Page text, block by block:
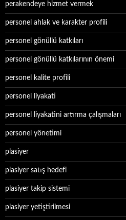
perakendeye hizmet vermek
personel ahlak ve karakter profili
personel gönüllü katkıları
personel gönüllü katkılarının önemi
personel kalite profili
personel liyakati
personel liyakatini artırma çalışmaları
personel yönetimi
plasiyer
plasiyer satış hedefi
plasiyer takip sistemi
plasiyer yetiştirilmesi